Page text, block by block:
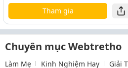
Tham gia
Chuyên mục Webtretho
Làm Mẹ Kinh Nghiệm Hay Giải